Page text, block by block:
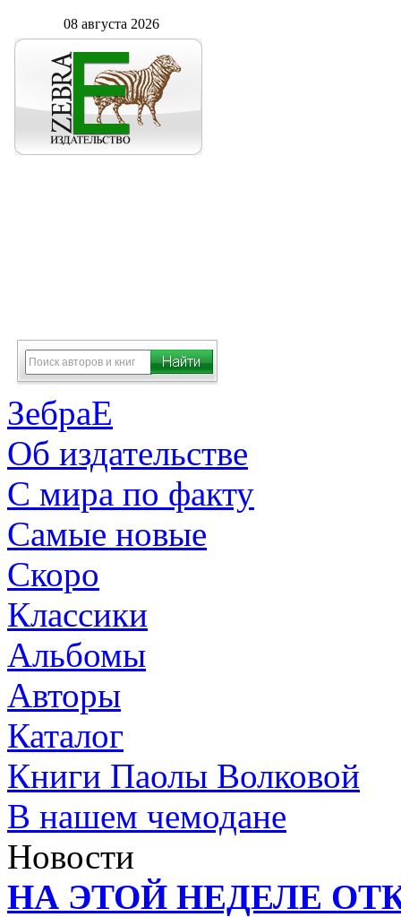
08 августа 2026
ЗебраЕ
Об издательстве
С мира по факту
Самые новые
Скоро
Классики
Альбомы
Авторы
Каталог
Книги Паолы Волковой
В нашем чемодане
Новости
НА ЭТОЙ НЕДЕЛЕ